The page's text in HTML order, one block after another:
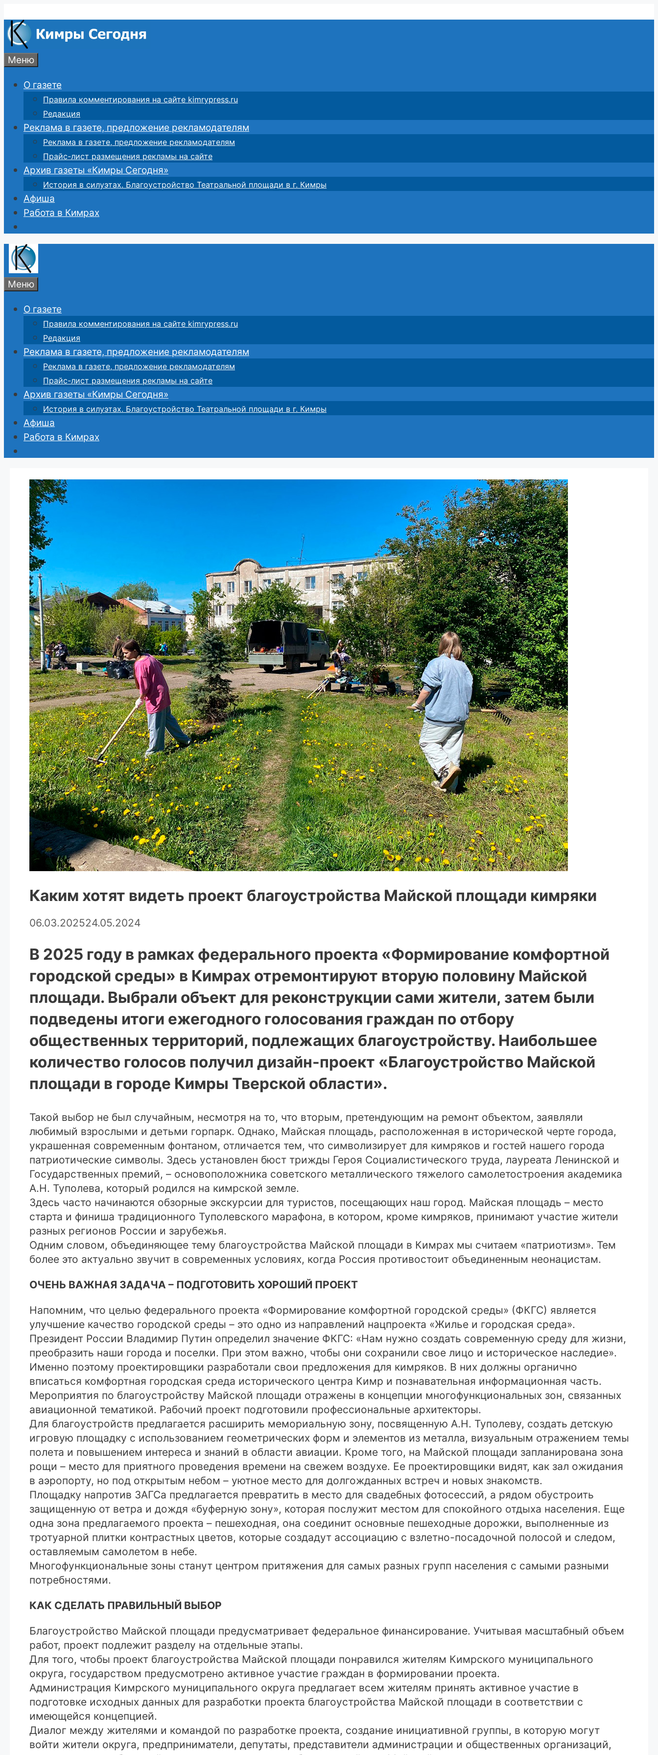
к
содержимому
Меню
О газете
Правила комментирования на сайте kimrypress.ru
Редакция
Реклама в газете, предложение рекламодателям
Реклама в газете, предложение рекламодателям
Прайс-лист размещения рекламы на сайте
Архив газеты «Кимры Сегодня»
История в силуэтах. Благоустройство Театральной площади в г. Кимры
Афиша
Работа в Кимрах
Меню
О газете
Правила комментирования на сайте kimrypress.ru
Редакция
Реклама в газете, предложение рекламодателям
Реклама в газете, предложение рекламодателям
Прайс-лист размещения рекламы на сайте
Архив газеты «Кимры Сегодня»
История в силуэтах. Благоустройство Театральной площади в г. Кимры
Афиша
Работа в Кимрах
Каким хотят видеть проект благоустройства Майской площади кимряки
06.03.202524.05.2024
В 2025 году в рамках федерального проекта «Формирование комфортной
городской среды» в Кимрах отремонтируют вторую половину Майской
площади. Выбрали объект для реконструкции сами жители, затем были
подведены итоги ежегодного голосования граждан по отбору
общественных территорий, подлежащих благоустройству. Наибольшее
количество голосов получил дизайн-проект «Благоустройство Майской
площади в городе Кимры Тверской области».
Такой выбор не был случайным, несмотря на то, что вторым, претендующим на ремонт объектом, заявляли
любимый взрослыми и детьми горпарк. Однако, Майская площадь, расположенная в исторической черте города,
украшенная современным фонтаном, отличается тем, что символизирует для кимряков и гостей нашего города
патриотические символы. Здесь установлен бюст трижды Героя Социалистического труда, лауреата Ленинской и
Государственных премий, – основоположника советского металлического тяжелого самолетостроения академика
А.Н. Туполева, который родился на кимрской земле.
Здесь часто начинаются обзорные экскурсии для туристов, посещающих наш город. Майская площадь – место
старта и финиша традиционного Туполевского марафона, в котором, кроме кимряков, принимают участие жители
разных регионов России и зарубежья.
Одним словом, объединяющее тему благоустройства Майской площади в Кимрах мы считаем «патриотизм». Тем
более это актуально звучит в современных условиях, когда Россия противостоит объединенным неонацистам.
ОЧЕНЬ ВАЖНАЯ ЗАДАЧА – ПОДГОТОВИТЬ ХОРОШИЙ ПРОЕКТ
Напомним, что целью федерального проекта «Формирование комфортной городской среды» (ФКГС) является
улучшение качество городской среды – это одно из направлений нацпроекта «Жилье и городская среда».
Президент России Владимир Путин определил значение ФКГС: «Нам нужно создать современную среду для жизни,
преобразить наши города и поселки. При этом важно, чтобы они сохранили свое лицо и историческое наследие».
Именно поэтому проектировщики разработали свои предложения для кимряков. В них должны органично
вписаться комфортная городская среда исторического центра Кимр и познавательная информационная часть.
Мероприятия по благоустройству Майской площади отражены в концепции многофункциональных зон, связанных
авиационной тематикой. Рабочий проект подготовили профессиональные архитекторы.
Для благоустройств предлагается расширить мемориальную зону, посвященную А.Н. Туполеву, создать детскую
игровую площадку с использованием геометрических форм и элементов из металла, визуальным отражением темы
полета и повышением интереса и знаний в области авиации. Кроме того, на Майской площади запланирована зона
рощи – место для приятного проведения времени на свежем воздухе. Ее проектировщики видят, как зал ожидания
в аэропорту, но под открытым небом – уютное место для долгожданных встреч и новых знакомств.
Площадку напротив ЗАГСа предлагается превратить в место для свадебных фотосессий, а рядом обустроить
защищенную от ветра и дождя «буферную зону», которая послужит местом для спокойного отдыха населения. Еще
одна зона предлагаемого проекта – пешеходная, она соединит основные пешеходные дорожки, выполненные из
тротуарной плитки контрастных цветов, которые создадут ассоциацию с взлетно-посадочной полосой и следом,
оставляемым самолетом в небе.
Многофункциональные зоны станут центром притяжения для самых разных групп населения с самыми разными
потребностями.
КАК СДЕЛАТЬ ПРАВИЛЬНЫЙ ВЫБОР
Благоустройство Майской площади предусматривает федеральное финансирование. Учитывая масштабный объем
работ, проект подлежит разделу на отдельные этапы.
Для того, чтобы проект благоустройства Майской площади понравился жителям Кимрского муниципального
округа, государством предусмотрено активное участие граждан в формировании проекта.
Администрация Кимрского муниципального округа предлагает всем жителям принять активное участие в
подготовке исходных данных для разработки проекта благоустройства Майской площади в соответствии с
имеющейся концепцией.
Диалог между жителями и командой по разработке проекта, создание инициативной группы, в которую могут
войти жители округа, предприниматели, депутаты, представители администрации и общественных организаций,